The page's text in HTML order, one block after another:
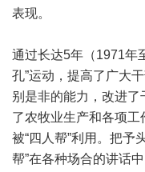
表现。
通过长达5年（1971年
孔”运动，提高了广大
别是非的能力，改进
了农牧业生产和各项
被“四人帮”利用。把予
帮”在各种场合的讲话